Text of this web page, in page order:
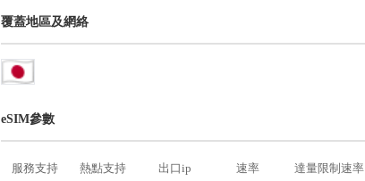
覆蓋地區及網絡
eSIM參數
服務支持
熱點支持
出口ip
速率
達量限制速率